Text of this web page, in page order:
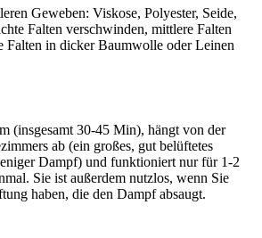
Geweben: Viskose, Polyester, Seide,
Falten verschwinden, mittlere Falten
Falten in dicker Baumwolle oder Leinen
(insgesamt 30-45 Min), hängt von der
ab (ein großes, gut belüftetes
Dampf) und funktioniert nur für 1-2
Sie ist außerdem nutzlos, wenn Sie
haben, die den Dampf absaugt.